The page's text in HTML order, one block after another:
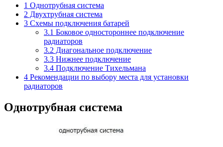
1 Однотрубная система
2 Двухтрубная система
3 Схемы подключения батарей
3.1 Боковое одностороннее подключение
радиаторов
3.2 Диагональное подключение
3.3 Нижнее подключение
3.4 Подключение Тихельмана
4 Рекомендации по выбору места для установки
радиаторов
Однотрубная система